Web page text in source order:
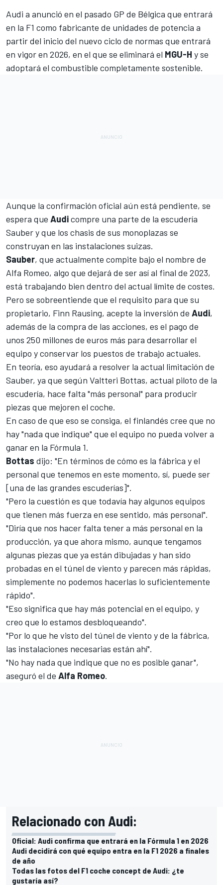
Audi a anunció en el pasado GP de Bélgica que entrará
en la F1 como fabricante de unidades de potencia a
partir del inicio del nuevo ciclo de normas que entrará
en vigor en 2026, en el que se eliminará el MGU-H y se
adoptará el combustible completamente sostenible.
Aunque la confirmación oficial aún está pendiente, se
espera que Audicompre una parte de la escudería
Saubery que los chasis de sus monoplazas se
construyan en las instalaciones suizas.
Sauber, que actualmente compite bajo el nombre de
Alfa Romeo, algo que dejará de ser así al final de 2023,
está trabajando bien dentro del actual límite de costes.
Pero se sobreentiende que el requisito para que su
propietario, Finn Rausing, acepte la inversión de Audi,
además de la compra de las acciones, es el pago de
unos 250 millones de euros más para desarrollar el
equipo y conservar los puestos de trabajo actuales.
En teoría, eso ayudará a resolver la actual limitación de
Sauber, ya que según Valtteri Bottas, actual piloto de la
escudería, hace falta "más personal" para producir
piezas que mejoren el coche.
En caso de que eso se consiga, el finlandés cree que no
hay "nada que indique" que el equipo no pueda volver a
ganar en la Fórmula 1.
Bottas dijo: "En términos de cómo es la fábrica y el
personal que tenemos en este momento, sí, puede ser
[una de las grandes escuderías]".
"Pero la cuestión es que todavía hay algunos equipos
que tienen más fuerza en ese sentido, más personal".
"Diría que nos hacer falta tener a más personal en la
producción, ya que ahora mismo, aunque tengamos
algunas piezas que ya están dibujadas y han sido
probadas en el túnel de viento y parecen más rápidas,
simplemente no podemos hacerlas lo suficientemente
rápido".
"Eso significa que hay más potencial en el equipo, y
creo que lo estamos desbloqueando".
"Por lo que he visto del túnel de viento y de la fábrica,
las instalaciones necesarias están ahí".
"No hay nada que indique que no es posible ganar",
aseguró el de Alfa Romeo.
Relacionado con Audi:
Oficial: Audi confirma que entrará en la Fórmula 1 en 2026
Audi decidirá con qué equipo entra en la F1 2026 a finales
de año
Todas las fotos del F1 coche concept de Audi: ¿te
gustaría así?